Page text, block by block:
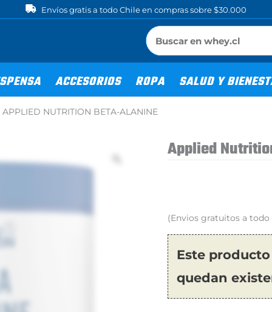
Envíos gratis a todo Chile en compras sobre $30.000
ACCESORIOS ROPA SALUD Y
APPLIED NUTRITION BETA-ALANINE
Applied
(Envios gratuitos a todo
Este
quedan